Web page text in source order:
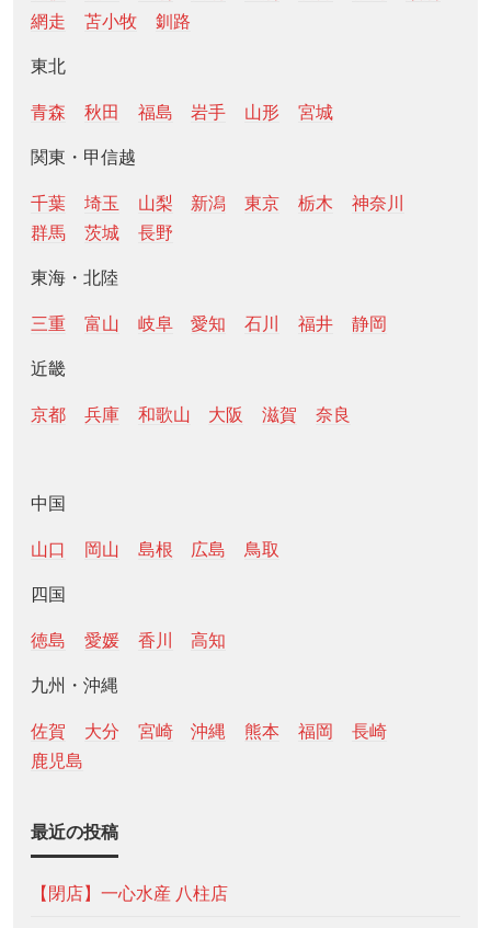
網走
苫小牧 釧路
東北
青森 秋田 福島 岩手 山形 宮城
関東・甲信越
千葉 埼玉 山梨 新潟 東京 栃木
神奈川
群馬
茨城 長野
東海・北陸
三重 富山 岐阜 愛知 石川 福井 静岡
近畿
京都 兵庫 和歌山 大阪 滋賀 奈良
中国
山口 岡山 島根 広島 鳥取
四国
徳島 愛媛 香川 高知
九州・沖縄
佐賀 大分 宮崎 沖縄 熊本 福岡
長崎
鹿児島
最近の投稿
【閉店】一心水産 八柱店